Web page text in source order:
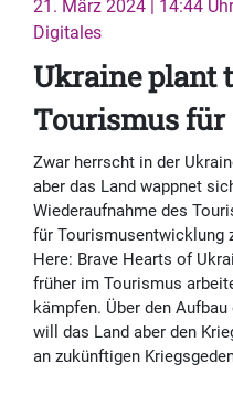
21. März 2024 | 14:44
Digitales
Ukraine plant
Tourismus für
Zwar herrscht in der
aber das Land wappnet
Wiederaufnahme des
für Tourismusentwicklung
Here: Brave Hearts of
früher im Tourismus
kämpfen. Über den
will das Land aber den
an zukünftigen